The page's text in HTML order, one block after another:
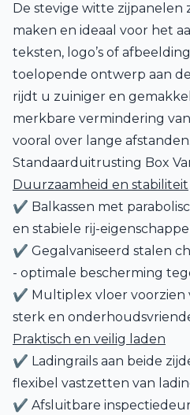
De stevige witte zijpanelen
maken en ideaal voor het
teksten, logo’s of
toelopende ontwerp aan
rijdt u zuiniger en
merkbare vermindering
vooral over lange afstanden.
Standaarduitrusting Box
Duurzaamheid en stabiliteit
✔ Balkassen met
en stabiele rij-
✔ Gegalvaniseerd stalen
- optimale bescherming
✔ Multiplex vloer voorzien
sterk en
Praktisch en veilig laden
✔ Ladingrails aan beide
flexibel vastzetten van
✔ Afsluitbare